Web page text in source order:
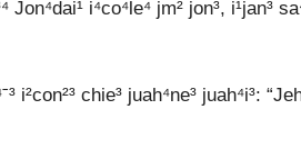
Jon⁴dai¹ i⁴co⁴le⁴ jm² jon³, i¹jan³
i²con²³ chie³ juah⁴ne³ juah⁴i³: